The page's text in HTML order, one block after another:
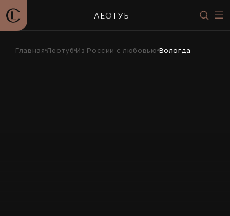
ЛЕОТУБ
Главная Леотуб Из России с любовью Вологда